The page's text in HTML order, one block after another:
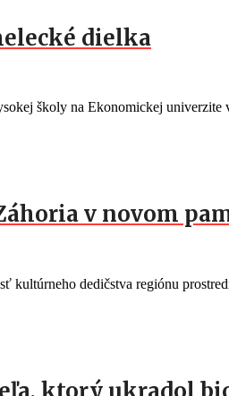
dielka
školy na Ekonomickej univerzite
v novom
kultúrneho dedičstva regiónu